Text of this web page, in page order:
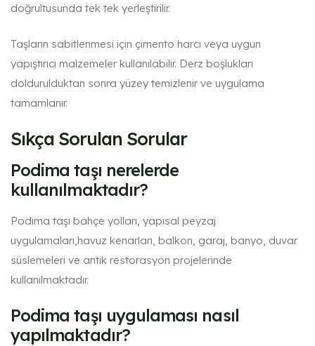
doğrultusunda tek tek yerleştirilir.
Taşların sabitlenmesi için çimento harcı veya uygun
yapıştırıcı malzemeler kullanılabilir. Derz boşlukları
doldurulduktan sonra yüzey temizlenir ve uygulama
tamamlanır.
Sıkça Sorulan Sorular
Podima taşı nerelerde
kullanılmaktadır?
Podima taşı bahçe yolları, yapısal peyzaj
uygulamaları,havuz kenarları, balkon, garaj, banyo, duvar
süslemeleri ve antik restorasyon projelerinde
kullanılmaktadır.
Podima taşı uygulaması nasıl
yapılmaktadır?